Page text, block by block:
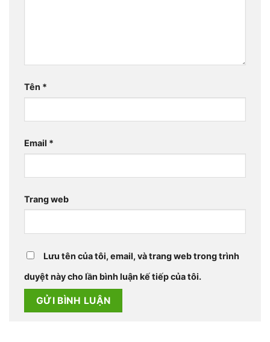
Tên *
Email *
Trang web
Lưu tên của tôi, email, và trang web trong trình
duyệt này cho lần bình luận kế tiếp của tôi.